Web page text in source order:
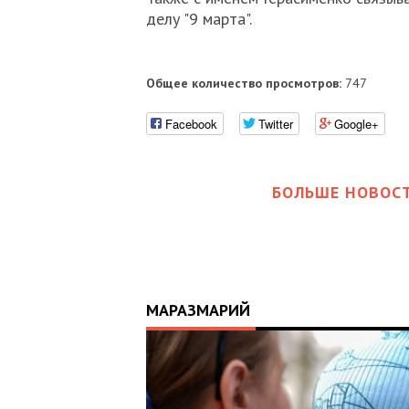
делу "9 марта".
Общее количество просмотров:747
Facebook Twitter Google+
БОЛЬШЕ
МАРАЗМАРИЙ